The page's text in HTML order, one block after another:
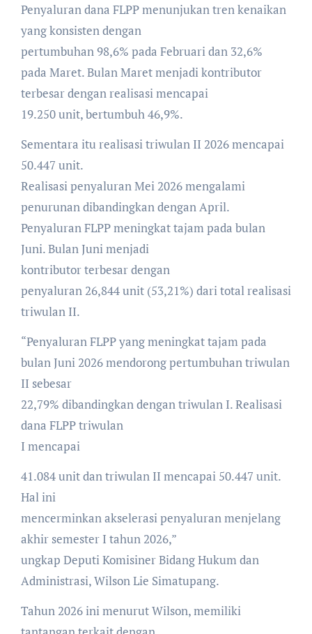
Penyaluran dana FLPP menunjukan tren kenaikan
yang konsisten dengan
pertumbuhan 98,6% pada Februari dan 32,6%
pada Maret. Bulan Maret menjadi kontributor
terbesar dengan realisasi mencapai
19.250 unit, bertumbuh 46,9%.
Sementara itu realisasi triwulan II 2026 mencapai
50.447 unit.
Realisasi penyaluran Mei 2026 mengalami
penurunan dibandingkan dengan April.
Penyaluran FLPP meningkat tajam pada bulan
Juni. Bulan Juni menjadi
kontributor terbesar dengan
penyaluran 26,844 unit (53,21%) dari total realisasi
triwulan II.
“Penyaluran FLPP yang meningkat tajam pada
bulan Juni 2026 mendorong pertumbuhan triwulan
II sebesar
22,79% dibandingkan dengan triwulan I. Realisasi
dana FLPP triwulan
I mencapai
41.084 unit dan triwulan II mencapai 50.447 unit.
Hal ini
mencerminkan akselerasi penyaluran menjelang
akhir semester I tahun 2026,”
ungkap Deputi Komisiner Bidang Hukum dan
Administrasi, Wilson Lie Simatupang.
Tahun 2026 ini menurut Wilson, memiliki